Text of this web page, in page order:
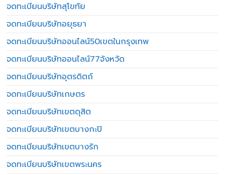
จดทะเบียนบริษัทสุโขทัย
จดทะเบียนบริษัทอยุธยา
จดทะเบียนบริษัทออนไลน์50เขตในกรุงเทพ
จดทะเบียนบริษัทออนไลน์77จังหวัด
จดทะเบียนบริษัทอุตรดิตถ์
จดทะเบียนบริษัทเกษตร
จดทะเบียนบริษัทเขตดุสิต
จดทะเบียนบริษัทเขตบางกะปิ
จดทะเบียนบริษัทเขตบางรัก
จดทะเบียนบริษัทเขตพระนคร